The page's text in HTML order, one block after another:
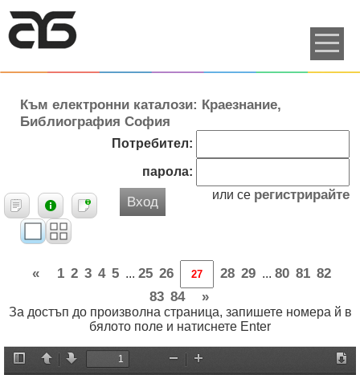
Към електронни каталози: Краезнание,
Библиография София
Потребител:
парола:
Вход или се регистрирайте
« 1 2 3 4 5 ... 25 26 28 29 ... 80 81 82
83 84 »
За достъп до произволна страница, запишете номера й в
бялото поле и натиснете Enter